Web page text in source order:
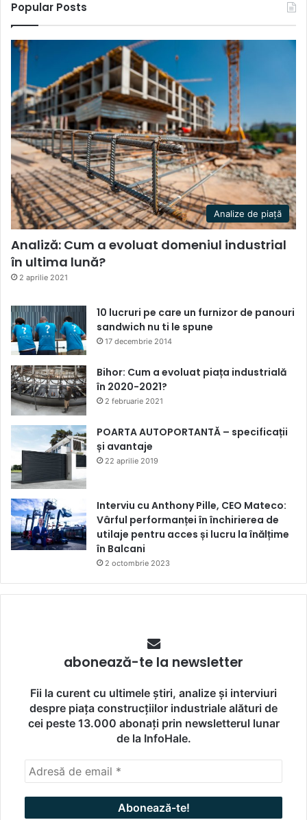
Popular Posts
Analize de piață
Analiză: Cum a evoluat domeniul industrial
în ultima lună?
2 aprilie 2021
10 lucruri pe care un furnizor de panouri
sandwich nu ti le spune
17 decembrie 2014
Bihor: Cum a evoluat piața industrială
în 2020-2021?
2 februarie 2021
POARTA AUTOPORTANTĂ – specificații
și avantaje
22 aprilie 2019
Interviu cu Anthony Pille, CEO Mateco:
Vârful performanței în închirierea de
utilaje pentru acces și lucru la înălțime
în Balcani
2 octombrie 2023
abonează-te la newsletter
Fii la curent cu ultimele știri, analize și interviuri
despre piața construcțiilor industriale alături de
cei peste 13.000 abonați prin newsletterul lunar
de la InfoHale.